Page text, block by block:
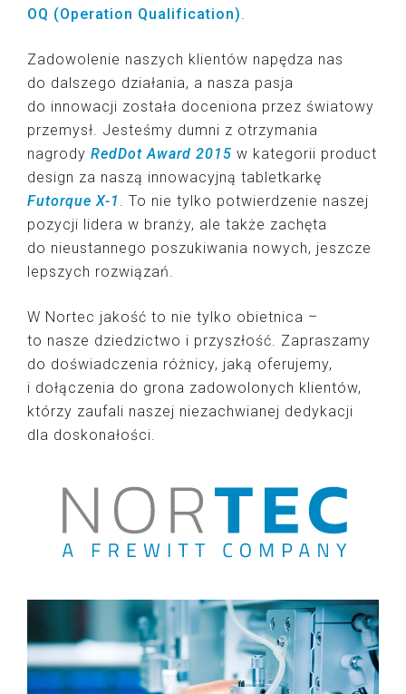
OQ (Operation Qualification).
Zadowolenie naszych klientów napędza nas
do dalszego działania, a nasza pasja
do innowacji została doceniona przez światowy
przemysł. Jesteśmy dumni z otrzymania
nagrody RedDot Award 2015 w kategorii product
design za naszą innowacyjną tabletkarkę
Futorque X-1 . To nie tylko potwierdzenie naszej
pozycji lidera w branży, ale także zachęta
do nieustannego poszukiwania nowych, jeszcze
lepszych rozwiązań.
W Nortec jakość to nie tylko obietnica –
to nasze dziedzictwo i przyszłość. Zapraszamy
do doświadczenia różnicy, jaką oferujemy,
i dołączenia do grona zadowolonych klientów,
którzy zaufali naszej niezachwianej dedykacji
dla doskonałości.